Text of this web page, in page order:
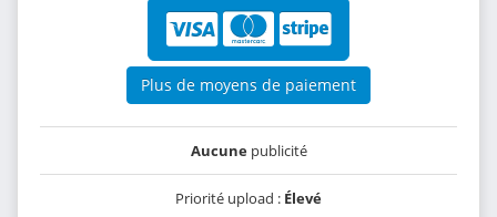
Plus de moyens de paiement
Aucunepublicité
Priorité upload : Élevé